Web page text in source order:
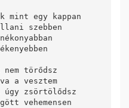
egy kappan
szebben
törődsz
a vesztem
zsörtölődsz
vehemensen